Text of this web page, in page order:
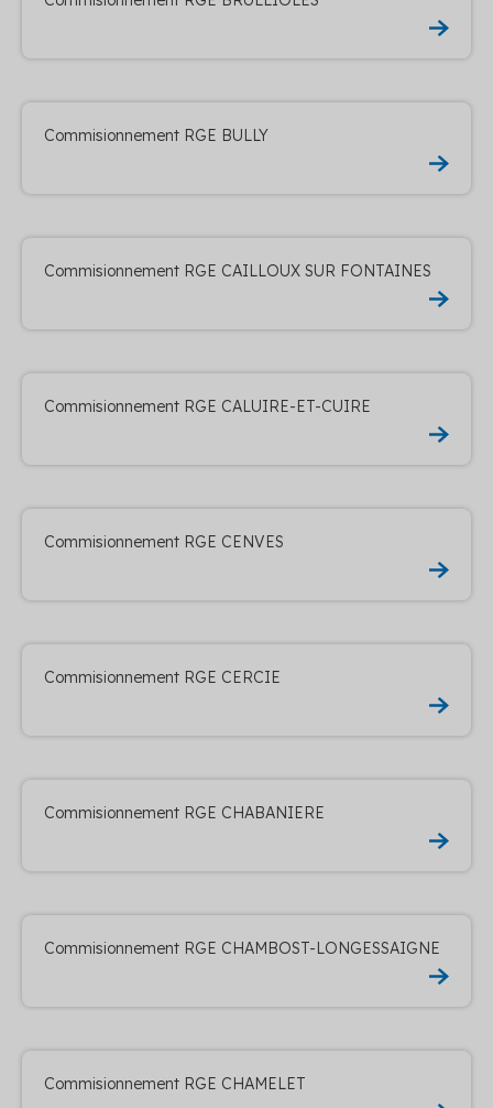
Commisionnement RGE BULLY
Commisionnement RGE CAILLOUX SUR FONTAINES
Commisionnement RGE CALUIRE-ET-CUIRE
Commisionnement RGE CENVES
Commisionnement RGE CERCIE
Commisionnement RGE CHABANIERE
Commisionnement RGE CHAMBOST-LONGESSAIGNE
Commisionnement RGE CHAMELET